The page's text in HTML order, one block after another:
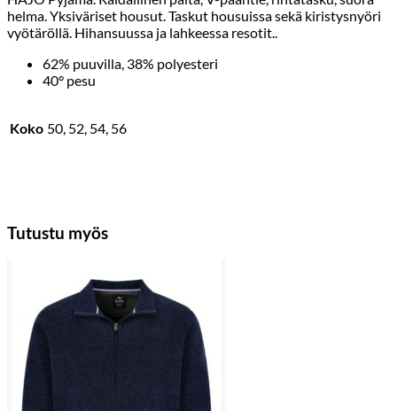
helma. Yksiväriset housut. Taskut housuissa sekä kiristysnyöri
vyötäröllä. Hihansuussa ja lahkeessa resotit..
62% puuvilla, 38% polyesteri
40° pesu
Koko 50, 52, 54, 56
Tutustu myös